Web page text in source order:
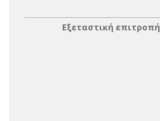
Εξεταστική επιτροπή